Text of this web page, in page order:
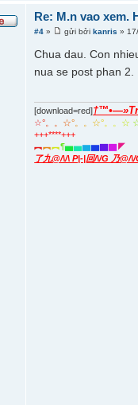
Re: M.n vao xem.
#4 » gửi bởikanris »
Chua dau. Con
nua se post phan 2.
[download=red]
☆°。 。 ☆°。 。 ☆°。 。 ☆
+++****+++
︻︻︻¶▅▅▆▆▇▇◤
了九@/\/\ P|-|回/\/G 乃@/\/